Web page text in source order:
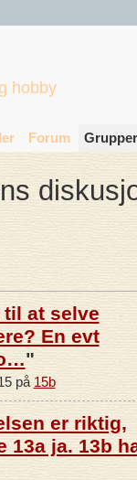
hobby
Forum Grupper
til at selve
En evt
"
på 15b
er riktig,
13a ja. 13b